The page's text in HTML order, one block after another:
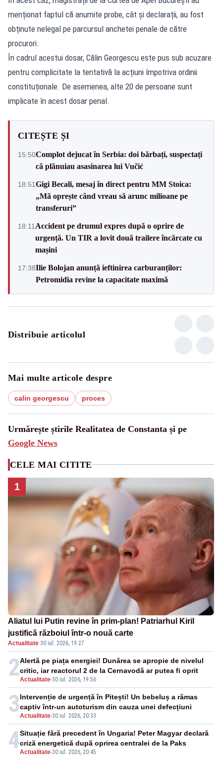
menționat faptul că anumite probe, cât și declarații, au fost
obținute nelegal pe parcursul anchetei penale de către
procurori.
În cadrul acestui dosar, Călin Georgescu este pus sub acuzare
pentru complicitate la tentativă la acțiuni împotriva ordinii
constituționale. De asemenea, alte 20 de persoane sunt
implicate în acest dosar penal.
CITEȘTE ȘI
15:50Complot dejucat în Serbia: doi bărbați, suspectați
că plănuiau asasinarea lui Vučić
18:51Gigi Becali, mesaj în direct pentru MM Stoica:
„Mă oprește când vreau să arunc milioane pe
transferuri”
18:11 Accident pe drumul expres după o oprire de
urgență. Un TIR a lovit două trailere încărcate cu
mașini
17:38Ilie Bolojan anunță ieftinirea carburanților:
Petromidia revine la capacitate maximă
Distribuie articolul
Mai multe articole despre
calin georgescu proces
Urmărește știrile Realitatea de Constanta și pe
Google News
CELE MAI CITITE
1
Aliatul lui Putin revine în prim-plan! Patriarhul Kiril
justifică războiul într-o nouă carte
Actualitate·30 iul. 2026, 19:27
2Actualitate-30 iul. 2026, 19:56
Alertă pe piața energiei! Dunărea se apropie de nivelul
critic, iar reactorul 2 de la Cernavodă ar putea fi oprit
3Actualitate-30 iul. 2026, 20:33
Intervenție de urgență în Pitești! Un bebeluș a rămas
captiv într-un autoturism din cauza unei defecțiuni
4Actualitate-30 iul. 2026, 20:45
Situație fără precedent în Ungaria! Peter Magyar declară
criză energetică după oprirea centralei de la Paks